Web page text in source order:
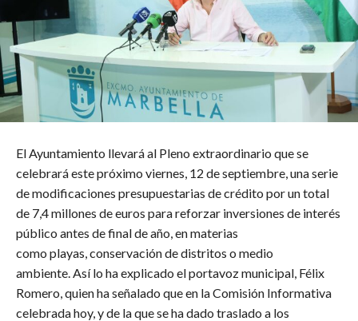
El Ayuntamiento llevará al Pleno extraordinario que se
celebrará este próximo viernes, 12 de septiembre, una serie
de modificaciones presupuestarias de crédito por un total
de 7,4 millones de euros para reforzar inversiones de interés
público antes de final de año, en materias
como playas, conservación de distritos o medio
ambiente. Así lo ha explicado el portavoz municipal, Félix
Romero, quien ha señalado que en la Comisión Informativa
celebrada hoy, y de la que se ha dado traslado a los